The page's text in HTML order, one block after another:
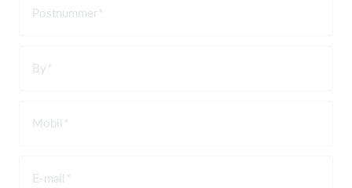
Postnummer
By
Mobil
E-mail